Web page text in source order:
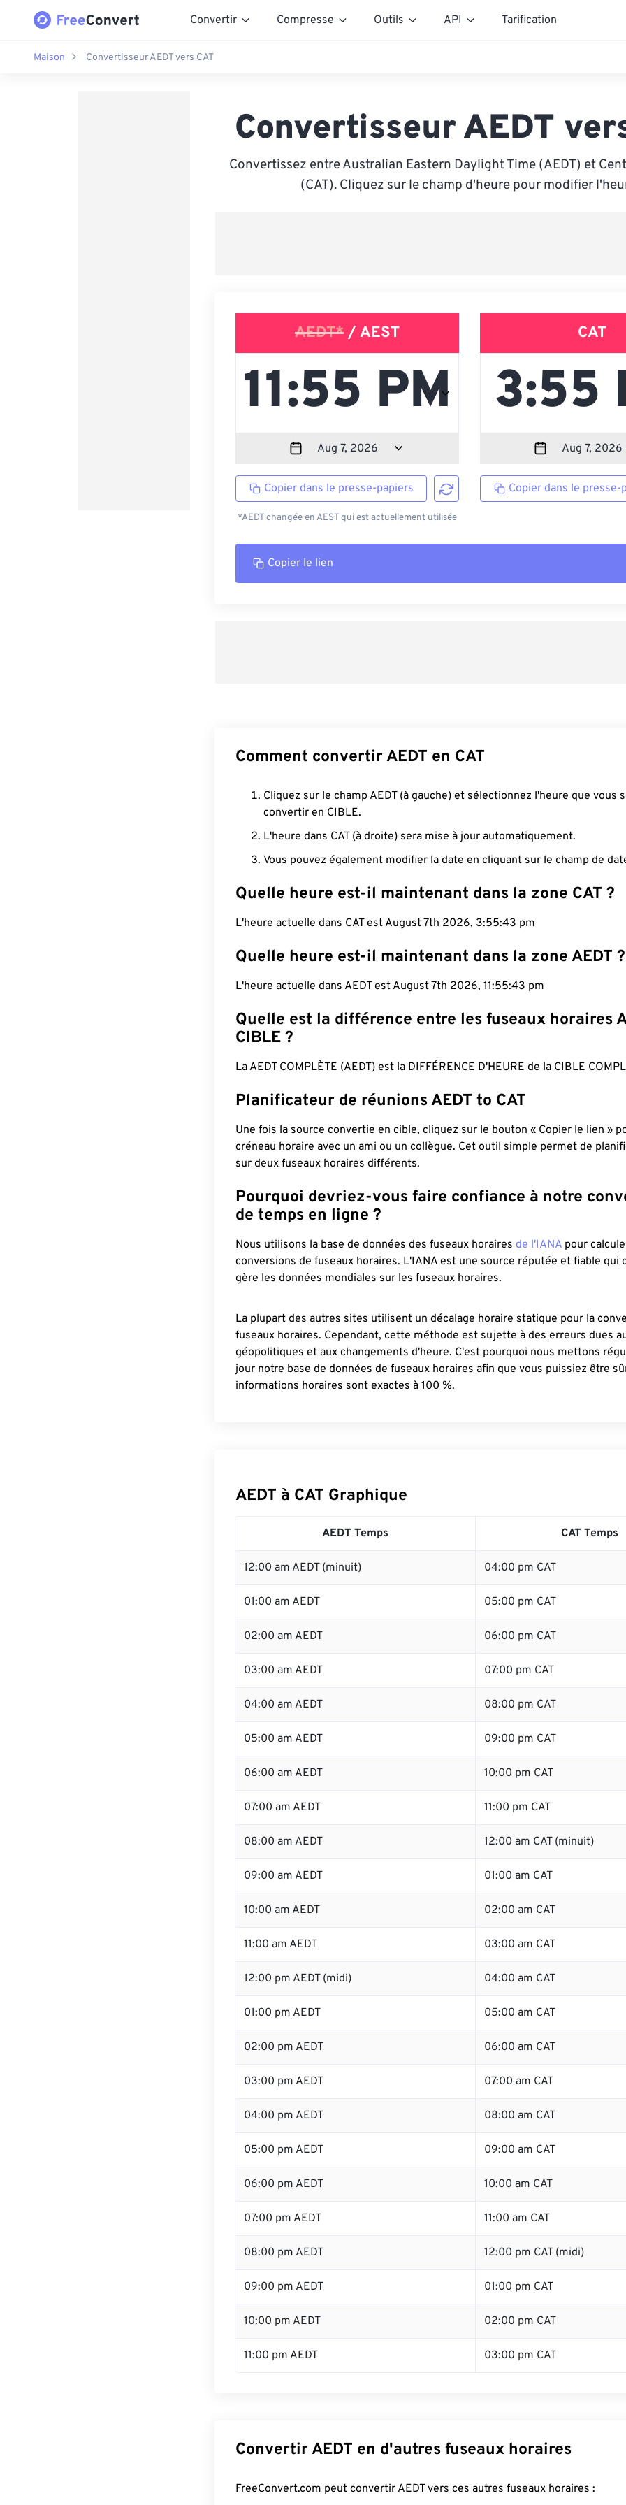
Convertir Compresse Outils API Tarification
Maison Convertisseur AEDT vers CAT
Convertisseur AEDT
Convertissez entre Australian Eastern Daylight Time (AEDT) et
(CAT). Cliquez sur le champ d'heure pour modifier
AEDT* / AEST
Copier dans le presse-papiers
*AEDT changée en AEST qui est actuellement utilisée
CAT
Copier dans le presse-
Copier le lien
Comment convertir AEDT en CAT
Cliquez sur le champ AEDT (à gauche) et sélectionnez l'heure que vous
convertir en CIBLE.
L'heure dans CAT (à droite) sera mise à jour automatiquement.
Vous pouvez également modifier la date en cliquant sur le champ de
Quelle heure est-il maintenant dans la zone CAT ?
L'heure actuelle dans CAT est August 7th 2026, 3:55:44 pm
Quelle heure est-il maintenant dans la zone AEDT ?
L'heure actuelle dans AEDT est August 7th 2026, 11:55:44 pm
Quelle est la différence entre les fuseaux horaires
CIBLE ?
La AEDT COMPLÈTE (AEDT) est la DIFFÉRENCE D'HEURE de la CIBLE
Planificateur de réunions AEDT to CAT
Une fois la source convertie en cible, cliquez sur le bouton « Copier le lien »
créneau horaire avec un ami ou un collègue. Cet outil simple permet de
sur deux fuseaux horaires différents.
Pourquoi devriez-vous faire confiance à notre
de temps en ligne ?
Nous utilisons la base de données des fuseaux horaires de l'IANA pour
conversions de fuseaux horaires. L'IANA est une source réputée et fiable qui
gère les données mondiales sur les fuseaux horaires.
La plupart des autres sites utilisent un décalage horaire statique pour la
fuseaux horaires. Cependant, cette méthode est sujette à des erreurs dues
géopolitiques et aux changements d'heure. C'est pourquoi nous mettons
jour notre base de données de fuseaux horaires afin que vous puissiez être
informations horaires sont exactes à 100 %.
AEDT à CAT Graphique
AEDT Temps CAT Temps
12:00 am AEDT (minuit) 04:00 pm CAT
01:00 am AEDT 05:00 pm CAT
02:00 am AEDT 06:00 pm CAT
03:00 am AEDT 07:00 pm CAT
04:00 am AEDT 08:00 pm CAT
05:00 am AEDT 09:00 pm CAT
06:00 am AEDT 10:00 pm CAT
07:00 am AEDT 11:00 pm CAT
08:00 am AEDT 12:00 am CAT (minuit)
09:00 am AEDT 01:00 am CAT
10:00 am AEDT 02:00 am CAT
11:00 am AEDT 03:00 am CAT
12:00 pm AEDT (midi) 04:00 am CAT
01:00 pm AEDT 05:00 am CAT
02:00 pm AEDT 06:00 am CAT
03:00 pm AEDT 07:00 am CAT
04:00 pm AEDT 08:00 am CAT
05:00 pm AEDT 09:00 am CAT
06:00 pm AEDT 10:00 am CAT
07:00 pm AEDT 11:00 am CAT
08:00 pm AEDT 12:00 pm CAT (midi)
09:00 pm AEDT 01:00 pm CAT
10:00 pm AEDT 02:00 pm CAT
11:00 pm AEDT 03:00 pm CAT
Convertir AEDT en d'autres fuseaux horaires
FreeConvert.com peut convertir AEDT vers ces autres fuseaux horaires :